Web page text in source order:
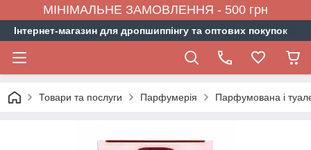
МІНІМАЛЬНЕ ЗАМОВЛЕННЯ - 500 грн
Інтернет-магазин для дропшиппінгу та оптових покупок
Товари та послуги Парфумерія Парфумована і